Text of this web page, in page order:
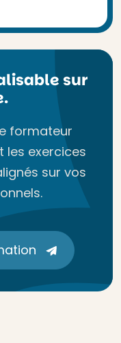
sur
formateur
les exercices
sur vos